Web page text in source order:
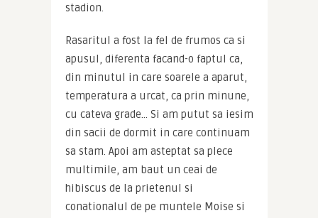
stadion.
Rasaritul a fost la fel de frumos ca si
apusul, diferenta facand-o faptul ca,
din minutul in care soarele a aparut,
temperatura a urcat, ca prin minune,
cu cateva grade… Si am putut sa iesim
din sacii de dormit in care continuam
sa stam. Apoi am asteptat sa plece
multimile, am baut un ceai de
hibiscus de la prietenul si
conationalul de pe muntele Moise si